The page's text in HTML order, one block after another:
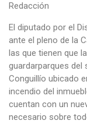
Redacción
El diputado por el
ante el pleno de la
las que tienen que
guardarparques del
Conguillío ubicado
incendio del
cuentan con un
necesario sobre